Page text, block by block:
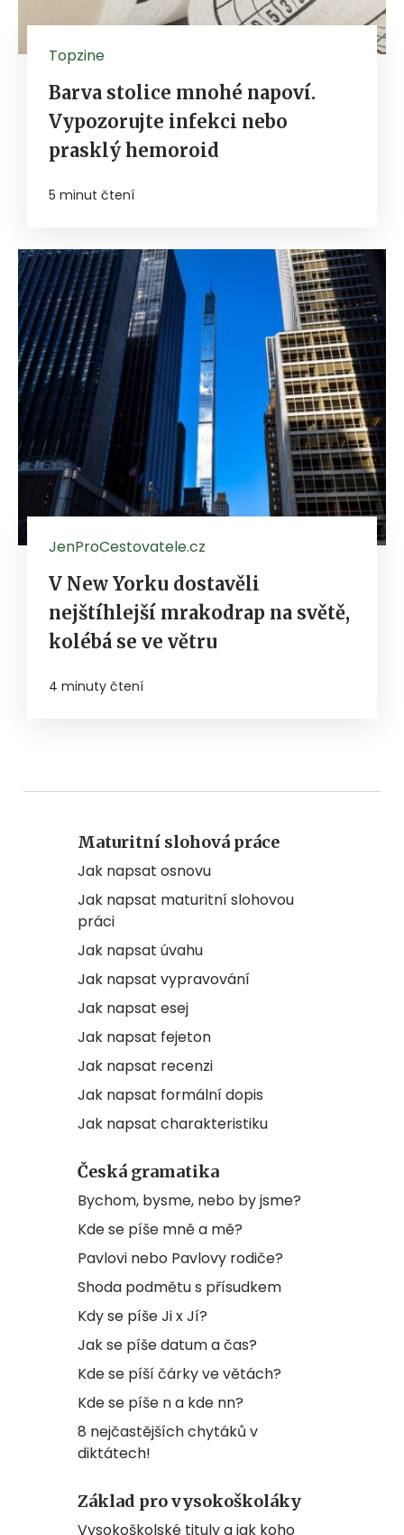
Topzine
Barva stolice mnohé napoví.
Vypozorujte infekci nebo
prasklý hemoroid
5 minut čtení
JenProCestovatele.cz
V New Yorku dostavěli
nejštíhlejší mrakodrap na světě,
kolébá se ve větru
4 minuty čtení
Maturitní slohová práce
Jak napsat osnovu
Jak napsat maturitní slohovou
práci
Jak napsat úvahu
Jak napsat vypravování
Jak napsat esej
Jak napsat fejeton
Jak napsat recenzi
Jak napsat formální dopis
Jak napsat charakteristiku
Česká gramatika
Bychom, bysme, nebo by jsme?
Kde se píše mně a mě?
Pavlovi nebo Pavlovy rodiče?
Shoda podmětu s přísudkem
Kdy se píše Ji x Jí?
Jak se píše datum a čas?
Kde se píší čárky ve větách?
Kde se píše n a kde nn?
8 nejčastějších chytáků v
diktátech!
Základ pro vysokoškoláky
Vysokoškolské tituly a jak koho